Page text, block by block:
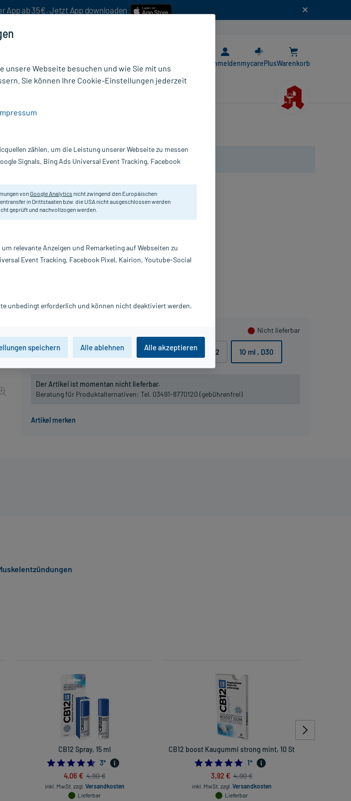
App ab 35€. Jetzt App downloaden
AnmeldenmycarePlusWarenkorb
ab 19€ Mindestbestellwert!
Grundpreis: 2.703,00 € / l
Nicht lieferbar
10 ml , D5 10 ml, D6 10 ml, D8 10 ml , D12 10 ml , D30
Der Artikel ist momentan nicht lieferbar.
Beratung für Produktalternativen: Tel. 03491-8770120 (gebührenfrei)
Homöopathisches Arzneimittel.
Darreichung:
Ampullen
Hersteller:
WALA Heilmittel GmbH
CB12 Spray, 15 ml
4.666666666666667
3*
4,06 € 4,90 €
inkl. MwSt. zzgl. Versandkosten
Lieferbar
CB12 boost Kaugummi strong mint, 10 St
5.0
1*
3,92 € 4,90 €
inkl. MwSt. zzgl. Versandkosten
Lieferbar
unsere Webseite besuchen und wie Sie mit uns
Sie können Ihre Cookie-Einstellungen jederzeit
zählen, um die Leistung unserer Webseite zu messen
Signals, Bing Ads Universal Event Tracking, Facebook
vonGoogle Analytics nicht zwingend den Europäischen
in Drittstaaten bzw. die USA nicht ausgeschlossen werden
geprüft und nachvollzogen werden.
relevante Anzeigen und Remarketing auf Webseiten zu
Event Tracking, Facebook Pixel, Kairion, Youtube-Social
unbedingt erforderlich und können nicht deaktiviert werden.
speichern Alle ablehnen Alle akzeptieren